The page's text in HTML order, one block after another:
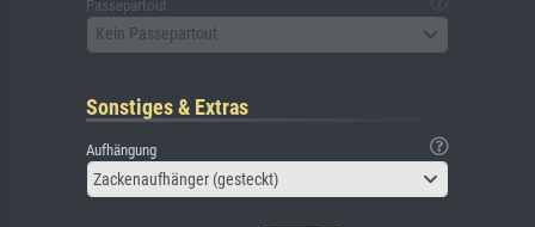
Passepartout
Kein Passepartout
Sonstiges & Extras
Aufhängung
Zackenaufhänger (gesteckt)